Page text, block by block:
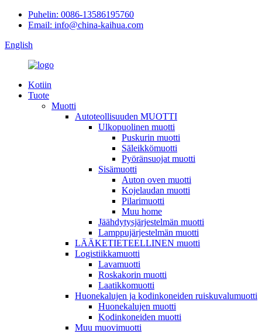
Puhelin: 0086-13586195760
Email: info@china-kaihua.com
English
Kotiin
Tuote
Muotti
Autoteollisuuden MUOTTI
Ulkopuolinen muotti
Puskurin muotti
Säleikkömuotti
Pyöränsuojat muotti
Sisämuotti
Auton oven muotti
Kojelaudan muotti
Pilarimuotti
Muu home
Jäähdytysjärjestelmän muotti
Lamppujärjestelmän muotti
LÄÄKETIETEELLINEN muotti
Logistiikkamuotti
Lavamuotti
Roskakorin muotti
Laatikkomuotti
Huonekalujen ja kodinkoneiden ruiskuvalumuotti
Huonekalujen muotti
Kodinkoneiden muotti
Muu muovimuotti